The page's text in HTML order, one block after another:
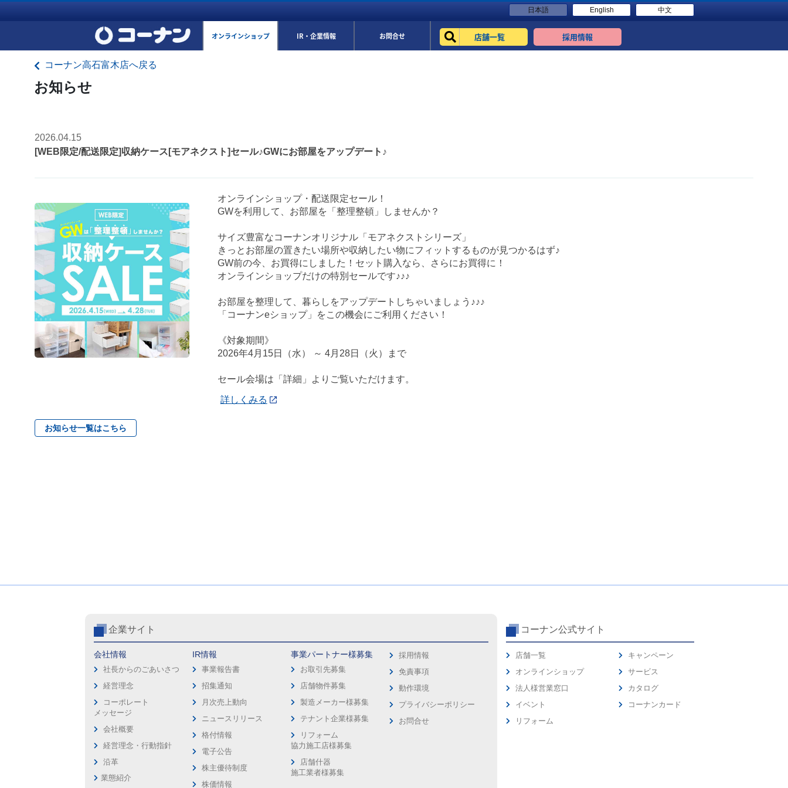
日本語 English 中文
オンラインショップ IR・企業情報 お問合せ 店舗一覧 採用情報
コーナン高石富木店へ戻る
お知らせ
2026.04.15
[WEB限定/配送限定]収納ケース[モアネクスト]セール♪GWにお部屋をアップデート♪
オンラインショップ・配送限定セール！
GWを利用して、お部屋を「整理整頓」しませんか？
サイズ豊富なコーナンオリジナル「モアネクストシリーズ」
きっとお部屋の置きたい場所や収納したい物にフィットするものが見つかるはず♪
GW前の今、お買得にしました！セット購入なら、さらにお買得に！
オンラインショップだけの特別セールです♪♪♪
お部屋を整理して、暮らしをアップデートしちゃいましょう♪♪♪
「コーナンeショップ」をこの機会にご利用ください！
《対象期間》
2026年4月15日（水） ～ 4月28日（火）まで
セール会場は「詳細」よりご覧いただけます。
詳しくみる
お知らせ一覧はこちら
企業サイト
会社情報
社長からのごあいさつ
経営理念
コーポレート
メッセージ
会社概要
経営理念・行動指針
沿革
業態紹介
IR情報
事業報告書
招集通知
月次売上動向
ニュースリリース
格付情報
電子公告
株主優待制度
株価情報
事業パートナー様募集
お取引先募集
店舗物件募集
製造メーカー様募集
テナント企業様募集
リフォーム
協力施工店様募集
店舗什器
施工業者様募集
採用情報
免責事項
動作環境
プライバシーポリシー
お問合せ
コーナン公式サイト
店舗一覧
オンラインショップ
法人様営業窓口
イベント
リフォーム
キャンペーン
サービス
カタログ
コーナンカード